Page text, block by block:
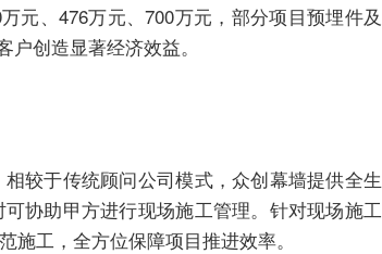
元、476万元、700万元，部分项目预埋件及
创造显著经济效益。
较于传统顾问公司模式，众创幕墙提供全生
协助甲方进行现场施工管理。针对现场施工
工，全方位保障项目推进效率。